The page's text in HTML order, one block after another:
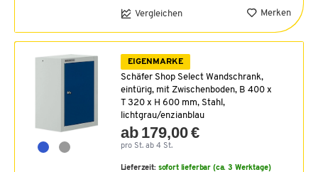
Vergleichen Merken
EIGENMARKE
Schäfer Shop Select Wandschrank,
eintürig, mit Zwischenboden, B 400 x
T 320 x H 600 mm, Stahl,
lichtgrau/enzianblau
ab 179,00 €
pro St. ab 4 St.
Lieferzeit: sofort lieferbar (ca. 3 Werktage)